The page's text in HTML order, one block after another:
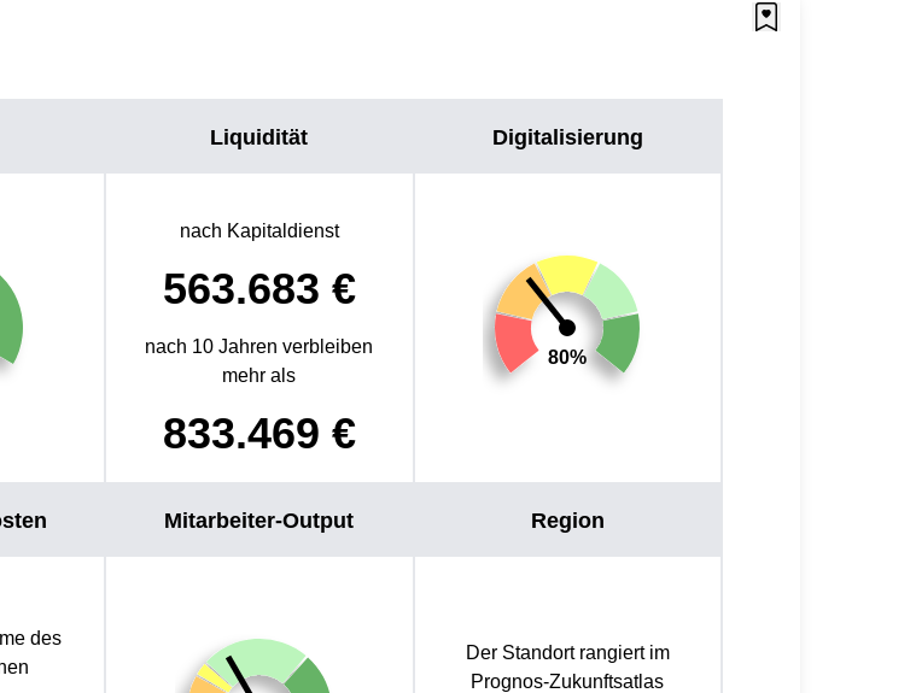
Liquidität
nach Kapitaldienst
563.683 €
nach 10 Jahren verbleiben
mehr als
833.469 €
Digitalisierung
80%
des
Mitarbeiter-Output Region
Der Standort rangiert im
Prognos-Zukunftsatlas